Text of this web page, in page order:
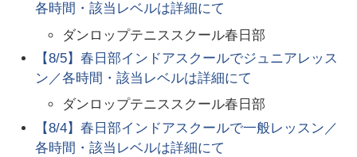
各時間・該当レベルは詳細にて
ダンロップテニススクール春日部
【8/5】春日部インドアスクールでジュニアレッス
ン／各時間・該当レベルは詳細にて
ダンロップテニススクール春日部
【8/4】春日部インドアスクールで一般レッスン／
各時間・該当レベルは詳細にて